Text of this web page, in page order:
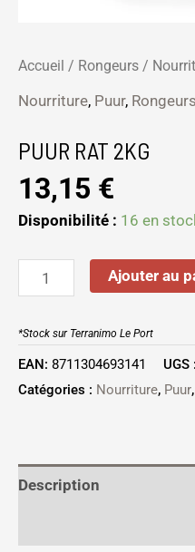
Accueil / Rongeurs /
Nourriture, Puur, Rongeurs
PUUR RAT 2KG
13,15 €
Disponibilité : 16 en
Ajouter au
*Stock sur Terranimo Le Port
EAN: 8711304693141 UGS :
Catégories : Nourriture, Puur,
Description